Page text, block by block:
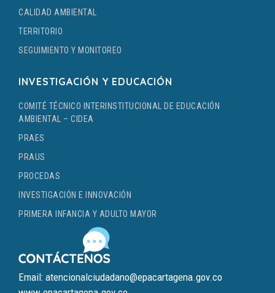
CALIDAD AMBIENTAL
TERRITORIO
SEGUIMIENTO Y MONITOREO
INVESTIGACIÓN Y EDUCACIÓN
COMITÉ TÉCNICO INTERINSTITUCIONAL DE EDUCACIÓN
AMBIENTAL – CIDEA
PRAES
PRAUS
PROCEDAS
INVESTIGACIÓN E INNOVACIÓN
PRIMERA INFANCIA Y ADULTO MAYOR
Email: atencionalciudadano@epacartagena.gov.co